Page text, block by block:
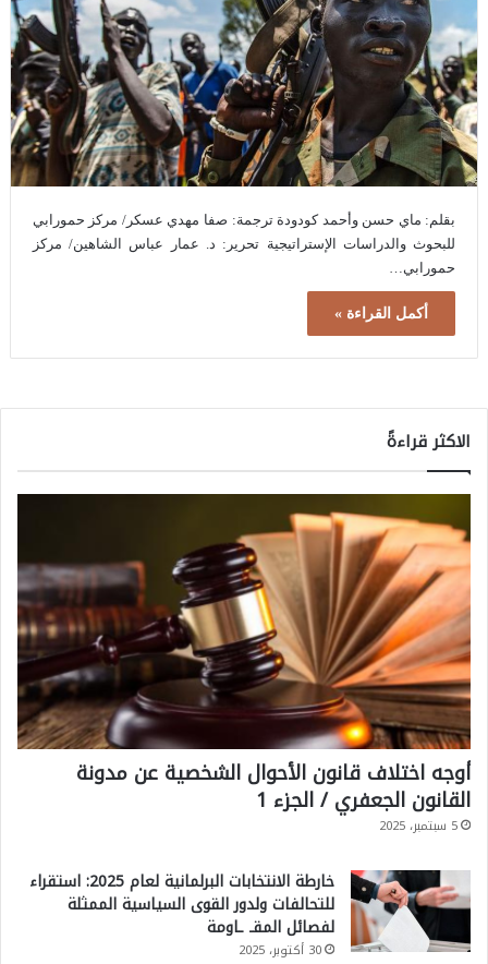
بقلم: ماي حسن وأحمد كودودة ترجمة: صفا مهدي عسكر/ مركز حمورابي
للبحوث والدراسات الإستراتيجية تحرير: د. عمار عباس الشاهين/ مركز
حمورابي…
أكمل القراءة »
الاكثر قراءةً
أوجه اختلاف قانون الأحوال الشخصية عن مدونة
القانون الجعفري / الجزء 1
5 سبتمبر، 2025
خارطة الانتخابات البرلمانية لعام 2025: استقراء
للتحالفات ولدور القوى السياسية الممثلة
لفصائل المقـ ـاومة
30 أكتوبر، 2025